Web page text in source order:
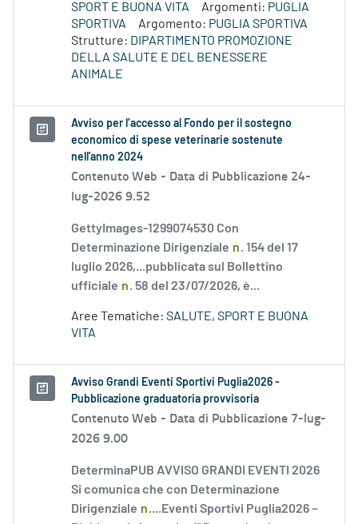
SPORT E BUONA VITA
Argomenti: PUGLIA
SPORTIVA
Argomento: PUGLIA SPORTIVA
Strutture: DIPARTIMENTO PROMOZIONE
DELLA SALUTE E DEL BENESSERE
ANIMALE
Avviso per l’accesso al Fondo per il sostegno
economico di spese veterinarie sostenute
nell'anno 2024
Contenuto Web - Data di Pubblicazione 24-
lug-2026 9.52
GettyImages-1299074530 Con
Determinazione Dirigenziale n. 154 del 17
luglio 2026,...pubblicata sul Bollettino
ufficiale n. 58 del 23/07/2026, è...
Aree Tematiche: SALUTE, SPORT E BUONA
VITA
Avviso Grandi Eventi Sportivi Puglia2026 -
Pubblicazione graduatoria provvisoria
Contenuto Web - Data di Pubblicazione 7-lug-
2026 9.00
DeterminaPUB AVVISO GRANDI EVENTI 2026
Si comunica che con Determinazione
Dirigenziale n....Eventi Sportivi Puglia2026 –